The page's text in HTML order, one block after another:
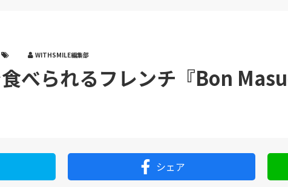
WITHSMILE編集部
べられるフレンチ『Bon
シェア